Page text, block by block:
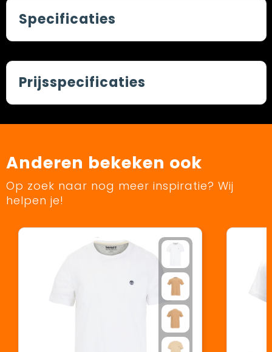
Specificaties
Prijsspecificaties
Anderen bekeken ook
Op zoek naar nog meer inspiratie? Wij
helpen je!